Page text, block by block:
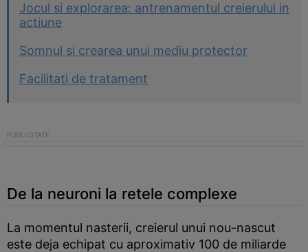
Jocul si explorarea: antrenamentul creierului in
actiune
Somnul si crearea unui mediu protector
Facilitati de tratament
De la neuroni la retele complexe
La momentul nasterii, creierul unui nou-nascut
este deja echipat cu aproximativ 100 de miliarde